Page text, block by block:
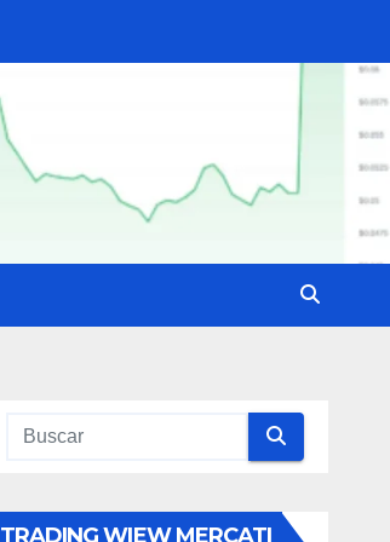
TRADING WIEW MERCATI